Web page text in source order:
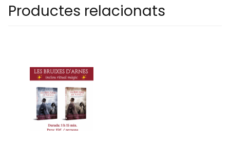
Productes relacionats
Aquest
producte
té
diverses
variants.
Les